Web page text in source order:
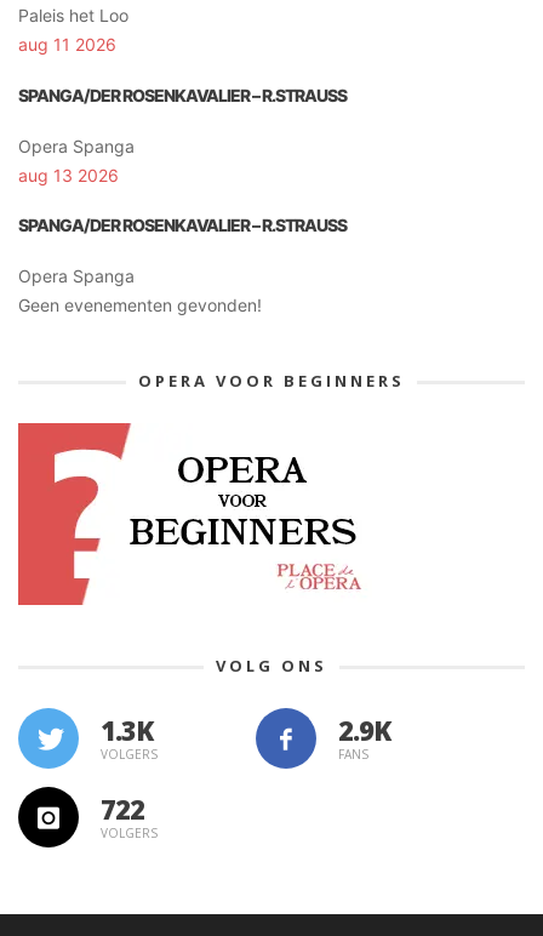
Paleis het Loo
aug 11 2026
SPANGA/DER ROSENKAVALIER – R.STRAUSS
Opera Spanga
aug 13 2026
SPANGA/DER ROSENKAVALIER – R.STRAUSS
Opera Spanga
Geen evenementen gevonden!
OPERA VOOR BEGINNERS
VOLG ONS
1.3K
VOLGERS FANS
722
VOLGERS